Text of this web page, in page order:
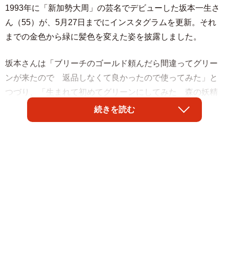
1993年に「新加勢大周」の芸名でデビューした坂本一生さ
ん（55）が、5月27日までにインスタグラムを更新。それ
までの金色から緑に髪色を変えた姿を披露しました。
坂本さんは「ブリーチのゴールド頼んだら間違ってグリー
ンが来たので 返品しなくて良かったので使ってみた」と
つづり、「生まれて初めてグリーンにしてみた 森の妖精
になった気分だ まぁ誰も俺のこと見て妖精と思わないと
思うけど」と、ジョークを交えて経緯を明かしました。
続きを読む